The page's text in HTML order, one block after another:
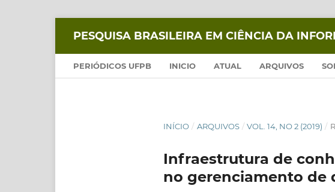
PESQUISA BRASILEIRA EM CIÊNCIA DA
PERIÓDICOS UFPB INICIO ATUAL ARQUIVOS
INÍCIO / ARQUIVOS / VOL. 14, NO 2 (2019) /
Infraestrutura de
no gerenciamento de